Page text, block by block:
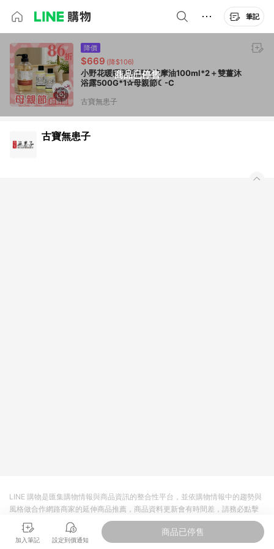
筆記
商品已停售
降價
$669 (降$106)
小野花暖暖鬆筋舒酸按摩油100ml*2＋雙薑沐
浴露500G*1✰母親節☾-C
古寶無患子
古寶無患子
加入筆記 設定到價通知
商品已停售
LINE 購物是匯集購物情報與商品資訊的整合性平台，並依購物情報中的趨勢與
風格做合作網路商家的延伸商品推薦，商品資料更新會有時間差，請務必點擊
商品至各合作網路商家，確認現售價與購物條件，一切資訊以合作廠商網頁為
準。